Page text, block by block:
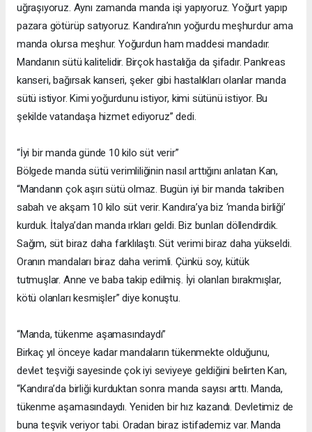
uğraşıyoruz. Aynı zamanda manda işi yapıyoruz. Yoğurt yapıp
pazara götürüp satıyoruz. Kandıra’nın yoğurdu meşhurdur ama
manda olursa meşhur. Yoğurdun ham maddesi mandadır.
Mandanın sütü kalitelidir. Birçok hastalığa da şifadır. Pankreas
kanseri, bağırsak kanseri, şeker gibi hastalıkları olanlar manda
sütü istiyor. Kimi yoğurdunu istiyor, kimi sütünü istiyor. Bu
şekilde vatandaşa hizmet ediyoruz” dedi.
“İyi bir manda günde 10 kilo süt verir”
Bölgede manda sütü verimliliğinin nasıl arttığını anlatan Kan,
“Mandanın çok aşırı sütü olmaz. Bugün iyi bir manda takriben
sabah ve akşam 10 kilo süt verir. Kandıra’ya biz ‘manda birliği’
kurduk. İtalya’dan manda ırkları geldi. Biz bunları döllendirdik.
Sağım, süt biraz daha farklılaştı. Süt verimi biraz daha yükseldi.
Oranın mandaları biraz daha verimli. Çünkü soy, kütük
tutmuşlar. Anne ve baba takip edilmiş. İyi olanları bırakmışlar,
kötü olanları kesmişler” diye konuştu.
“Manda, tükenme aşamasındaydı”
Birkaç yıl önceye kadar mandaların tükenmekte olduğunu,
devlet teşviği sayesinde çok iyi seviyeye geldiğini belirten Kan,
“Kandıra’da birliği kurduktan sonra manda sayısı arttı. Manda,
tükenme aşamasındaydı. Yeniden bir hız kazandı. Devletimiz de
buna teşvik veriyor tabi. Oradan biraz istifademiz var. Manda